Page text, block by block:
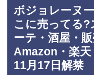
ボジョレーヌ
こに売ってる?
ーテ・酒屋・
Amazon・楽
11月17日解禁